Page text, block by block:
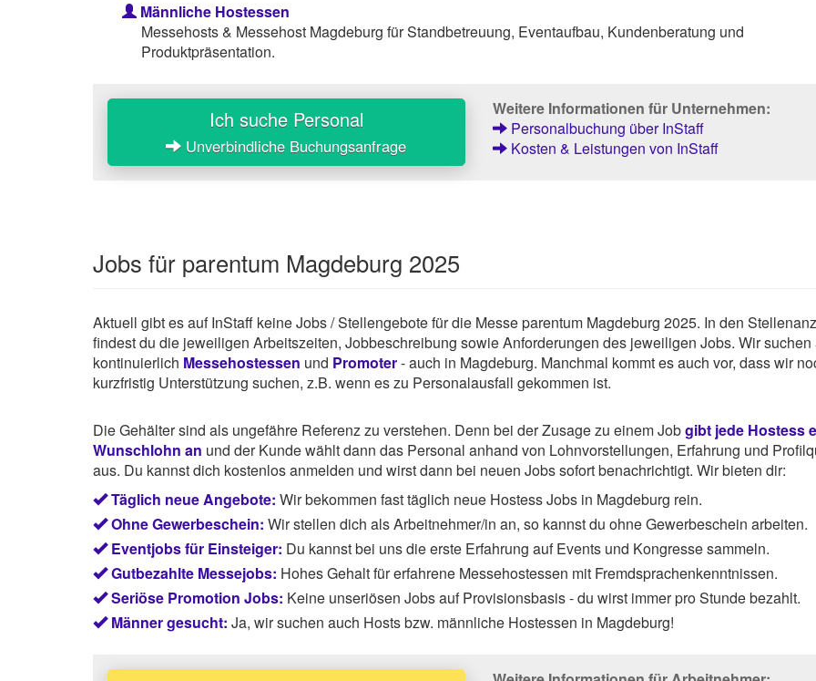
Männliche Hostessen
Messehosts & Messehost Magdeburg für Standbetreuung, Eventaufbau, Kundenberatung und
Produktpräsentation.
Ich suche Personal
Unverbindliche Buchungsanfrage
Weitere Informationen für Unternehmen:
Personalbuchung über InStaff
Kosten & Leistungen von InStaff
Jobs für parentum Magdeburg 2025
Aktuell gibt es auf InStaff keine Jobs / Stellengebote für die Messe parentum Magdeburg 2025. In den
findest du die jeweiligen Arbeitszeiten, Jobbeschreibung sowie Anforderungen des jeweiligen Jobs. Wir suchen
kontinuierlich Messehostessen und Promoter- auch in Magdeburg. Manchmal kommt es auch vor, dass wir
kurzfristig Unterstützung suchen, z.B. wenn es zu Personalausfall gekommen ist.
Die Gehälter sind als ungefähre Referenz zu verstehen. Denn bei der Zusage zu einem Jobgibt jede Hostess
Wunschlohn an und der Kunde wählt dann das Personal anhand von Lohnvorstellungen, Erfahrung und
aus. Du kannst dich kostenlos anmelden und wirst dann bei neuen Jobs sofort benachrichtigt. Wir bieten dir:
Täglich neue Angebote: Wir bekommen fast täglich neue Hostess Jobs in Magdeburg rein.
Ohne Gewerbeschein: Wir stellen dich als Arbeitnehmer/in an, so kannst du ohne Gewerbeschein arbeiten.
Eventjobs für Einsteiger: Du kannst bei uns die erste Erfahrung auf Events und Kongresse sammeln.
Gutbezahlte Messejobs: Hohes Gehalt für erfahrene Messehostessen mit Fremdsprachenkenntnissen.
Seriöse Promotion Jobs: Keine unseriösen Jobs auf Provisionsbasis - du wirst immer pro Stunde bezahlt.
Männer gesucht: Ja, wir suchen auch Hosts bzw. männliche Hostessen in Magdeburg!